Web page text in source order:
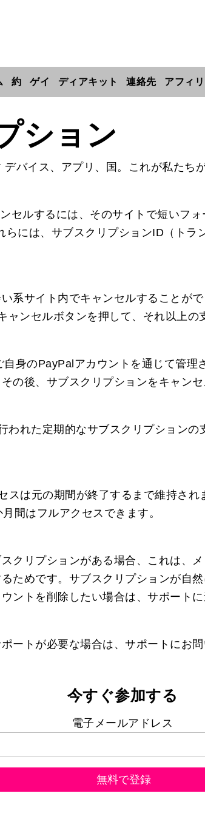
約 ゲイ ディアキット 連絡先 アフィ
ション
バイス、アプリ、国。これが私たち
セルするには、そのサイトで短いフ
には、サブスクリプションID（ト
系サイト内でキャンセルすることが
ンセルボタンを押して、それ以上の
身のPayPalアカウントを通じて管
の後、サブスクリプションをキャンセ
れた定期的なサブスクリプション
は元の期間が終了するまで維持さ
間はフルアクセスできます。
クリプションがある場合、これは、
ためです。サブスクリプションが自
ントを削除したい場合は、サポート
ートが必要な場合は、サポートにお問
今すぐ参加する
電子メールアドレス